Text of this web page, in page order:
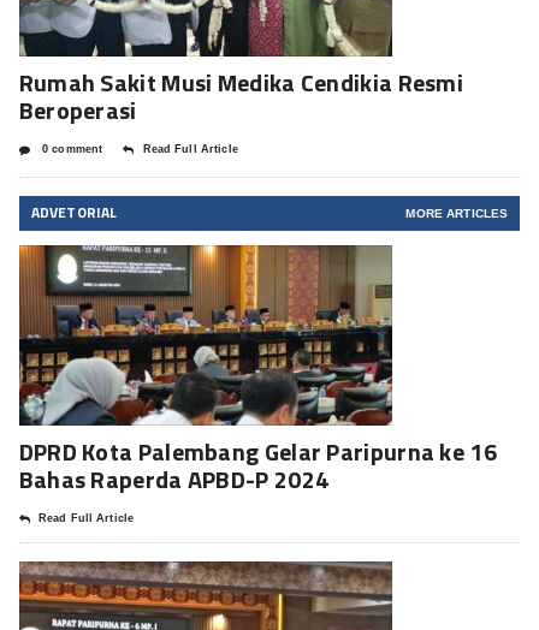
Rumah Sakit Musi Medika Cendikia Resmi
Beroperasi
0 comment Read Full Article
ADVETORIAL MORE ARTICLES
DPRD Kota Palembang Gelar Paripurna ke 16
Bahas Raperda APBD-P 2024
Read Full Article